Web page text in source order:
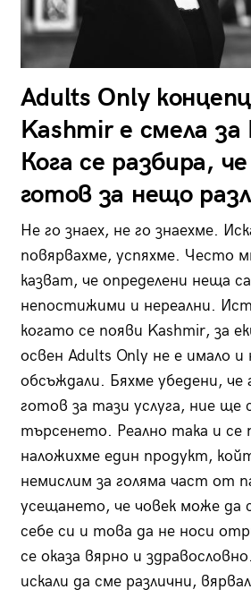
Adults Only
Kashmir е смела за
Кога се разбира,
готов за нещо
Не го знаех, не го знаехме.
повярвахме, успяхме. Често
казват, че определени неща
непостижими и нереални.
когато се появи Kashmir, за
освен Adults Only не е имало и
обсъждали. Бяхме убедени, че
готов за тази услуга, ние ще
търсенето. Реално така и се
наложихме един продукт,
немислим за голяма част от
усещането, че човек може да
себе си и това да не носи
се оказа вярно и
искали да сме различни,